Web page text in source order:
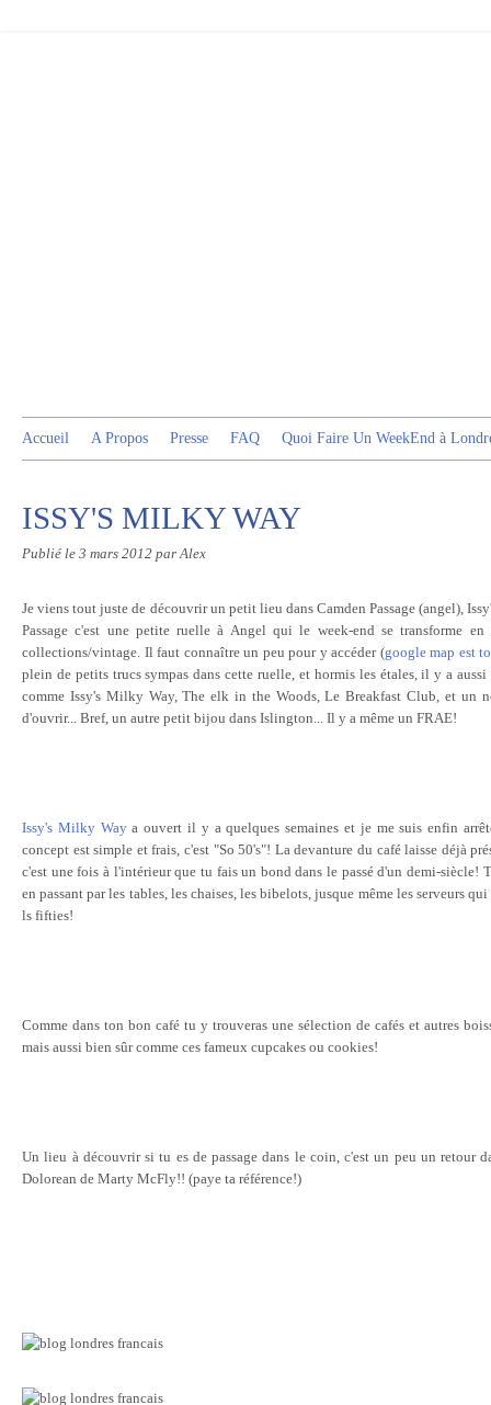
Accueil A Propos Presse FAQ Quoi Faire Un WeekEnd à
ISSY'S MILKY WAY
Publié le 3 mars 2012 par Alex
Je viens tout juste de découvrir un petit lieu dans Camden Passage (angel),
Passage c'est une petite ruelle à Angel qui le week-end se transforme
collections/vintage. Il faut connaître un peu pour y accéder (google map est
plein de petits trucs sympas dans cette ruelle, et hormis les étales, il y a aussi
comme Issy's Milky Way, The elk in the Woods, Le Breakfast Club, et un
d'ouvrir... Bref, un autre petit bijou dans Islington... Il y a même un FRAE!
Issy's Milky Waya ouvert il y a quelques semaines et je me suis enfin
concept est simple et frais, c'est "So 50's"! La devanture du café laisse déjà
c'est une fois à l'intérieur que tu fais un bond dans le passé d'un demi-siècle!
en passant par les tables, les chaises, les bibelots, jusque même les serveurs
ls fifties!
Comme dans ton bon café tu y trouveras une sélection de cafés et autres
mais aussi bien sûr comme ces fameux cupcakes ou cookies!
Un lieu à découvrir si tu es de passage dans le coin, c'est un peu un retour
Dolorean de Marty McFly!! (paye ta référence!)